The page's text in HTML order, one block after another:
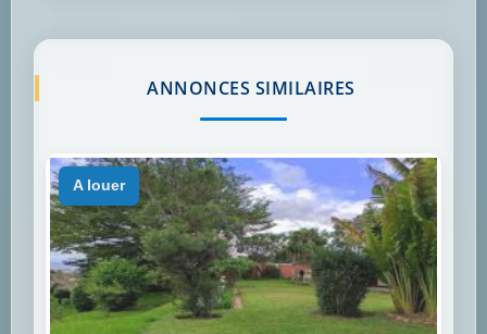
ANNONCES SIMILAIRES
a louer